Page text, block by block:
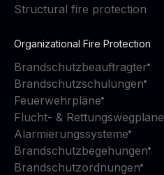
Structural fire protection
Organizational Fire Protection
Brandschutzbeauftragter
Brandschutzschulungen
Feuerwehrpläne
Flucht- & Rettungswegpläne
Alarmierungssysteme
Brandschutzbegehungen
Brandschutzordnungen